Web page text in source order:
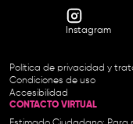
Instagram
Política de privacidad y
Condiciones de uso
Accesibilidad
CONTACTO VIRTUAL